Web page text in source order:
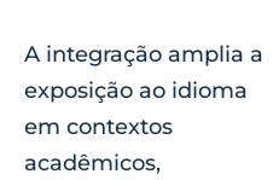
A integração amplia a
exposição ao idioma
em contextos
acadêmicos,